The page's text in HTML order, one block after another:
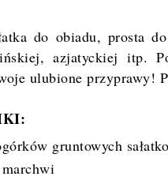
do obiadu, prosta
azjatyckiej itp.
ulubione przyprawy!
gruntowych